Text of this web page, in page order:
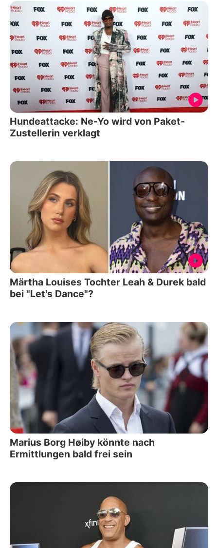
Hundeattacke: Ne-Yo wird von Paket-
Zustellerin verklagt
Märtha Louises Tochter Leah & Durek bald
bei "Let's Dance"?
Marius Borg Høiby könnte nach
Ermittlungen bald frei sein